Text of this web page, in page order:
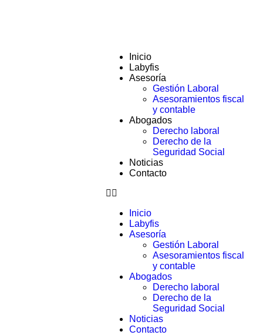
Inicio
Labyfis
Asesoría
Gestión Laboral
Asesoramientos fiscal
y contable
Abogados
Derecho laboral
Derecho de la
Seguridad Social
Noticias
Contacto
Inicio
Labyfis
Asesoría
Gestión Laboral
Asesoramientos fiscal
y contable
Abogados
Derecho laboral
Derecho de la
Seguridad Social
Noticias
Contacto